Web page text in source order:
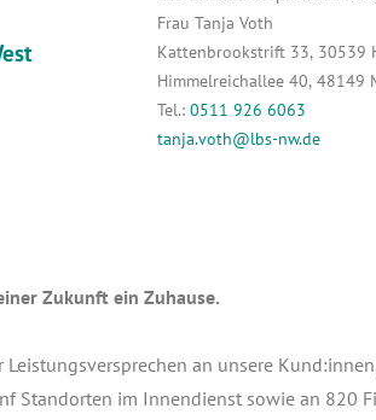
Frau Tanja Voth
Kattenbrookstrift 33, 30539
Himmelreichallee 40, 48149
Tel.: 0511 926 6063
tanja.voth@lbs-nw.de
Zukunft ein Zuhau­se.
Leis­tungs­ver­spre­chen an unse­re
Stand­or­ten im Innen­dienst sowie an 820